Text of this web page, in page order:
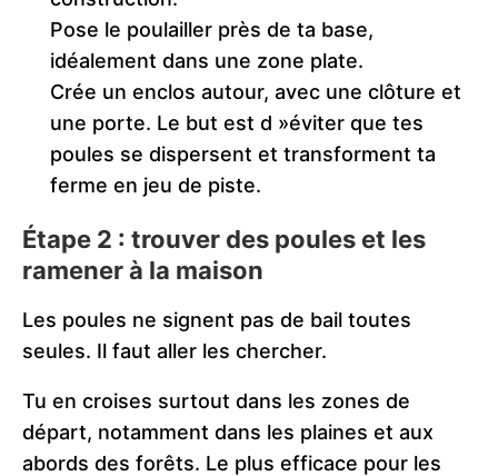
Pose le poulailler près de ta base,
idéalement dans une zone plate.
Crée un enclos autour, avec une clôture et
une porte. Le but est d »éviter que tes
poules se dispersent et transforment ta
ferme en jeu de piste.
Étape 2 : trouver des poules et les
ramener à la maison
Les poules ne signent pas de bail toutes
seules. Il faut aller les chercher.
Tu en croises surtout dans les zones de
départ, notamment dans les plaines et aux
abords des forêts. Le plus efficace pour les